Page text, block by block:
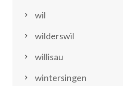
wil
wilderswil
willisau
wintersingen